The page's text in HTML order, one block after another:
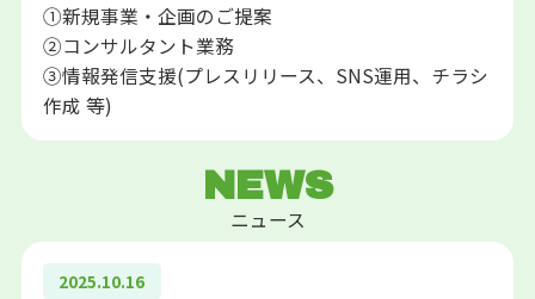
①新規事業・企画のご提案
②コンサルタント業務
③情報発信支援(プレスリリース、SNS運用、チラシ
作成 等)
NEWS
ニュース
2025.10.16